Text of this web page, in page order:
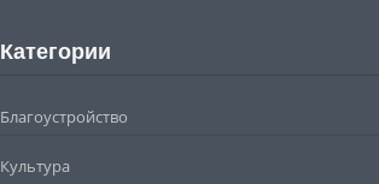
Категории
Благоустройство
Культура